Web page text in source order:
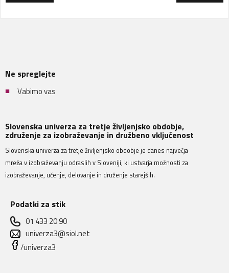
Ne spreglejte
Vabimo vas
Slovenska univerza za tretje življenjsko obdobje,
združenje za izobraževanje in družbeno vključenost
Slovenska univerza za tretje življenjsko obdobje je danes največja
mreža v izobraževanju odraslih v Sloveniji, ki ustvarja možnosti za
izobraževanje, učenje, delovanje in druženje starejših.
Podatki za stik
01 433 20 90
univerza3@siol.net
/univerza3